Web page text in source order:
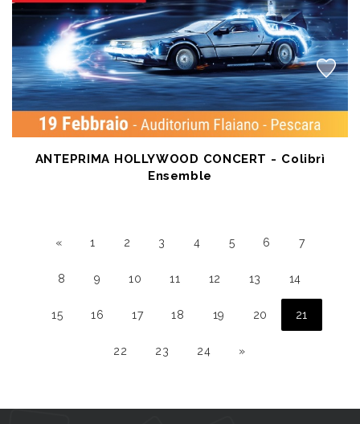
ANTEPRIMA HOLLYWOOD CONCERT - Colibrì
Ensemble
« 1 2 3 4 5 6 7
8 9 10 11 12 13 14
15 16 17 18 19 20 21
22 23 24 »